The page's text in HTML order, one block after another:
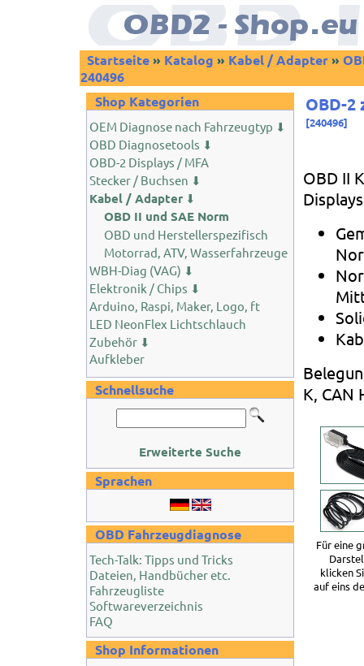
Startseite» Katalog » Kabel / Adapter»
240496
Shop Kategorien
OEM Diagnose nach Fahrzeugtyp ⬇
OBD Diagnosetools ⬇
OBD-2 Displays / MFA
Stecker / Buchsen ⬇
Kabel / Adapter ⬇
OBD II und SAE Norm
OBD und Herstellerspezifisch
Motorrad, ATV, Wasserfahrzeuge
WBH-Diag (VAG) ⬇
Elektronik / Chips ⬇
Arduino, Raspi, Maker, Logo, ft
LED NeonFlex Lichtschlauch
Zubehör ⬇
Aufkleber
Schnellsuche
Erweiterte Suche
Sprachen
OBD Fahrzeugdiagnose
Tech-Talk: Tipps und Tricks
Dateien, Handbücher etc.
Fahrzeugliste
Softwareverzeichnis
FAQ
Shop Informationen
OBD-2
[240496]
OBD II
K, CAN
Für eine
klicken
auf eins